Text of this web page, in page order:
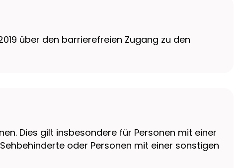
über den barrierefreien Zugang zu den
Dies gilt insbesondere für Personen mit einer
oder Personen mit einer sonstigen